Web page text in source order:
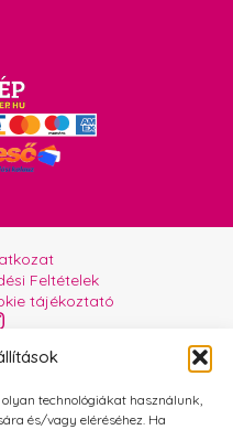
technológiákat használunk,
és/vagy eléréséhez. Ha
Feltételek
tájékoztató